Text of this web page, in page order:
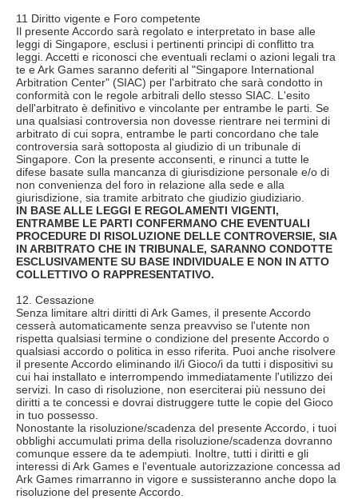
11 Diritto vigente e Foro competente
Il presente Accordo sarà regolato e interpretato in base alle
leggi di Singapore, esclusi i pertinenti principi di conflitto tra
leggi. Accetti e riconosci che eventuali reclami o azioni legali tra
te e Ark Games saranno deferiti al "Singapore International
Arbitration Center" (SIAC) per l'arbitrato che sarà condotto in
conformità con le regole arbitrali dello stesso SIAC. L'esito
dell'arbitrato è definitivo e vincolante per entrambe le parti. Se
una qualsiasi controversia non dovesse rientrare nei termini di
arbitrato di cui sopra, entrambe le parti concordano che tale
controversia sarà sottoposta al giudizio di un tribunale di
Singapore. Con la presente acconsenti, e rinunci a tutte le
difese basate sulla mancanza di giurisdizione personale e/o di
non convenienza del foro in relazione alla sede e alla
giurisdizione, sia tramite arbitrato che giudizio giudiziario.
IN BASE ALLE LEGGI E REGOLAMENTI VIGENTI,
ENTRAMBE LE PARTI CONFERMANO CHE EVENTUALI
PROCEDURE DI RISOLUZIONE DELLE CONTROVERSIE, SIA
IN ARBITRATO CHE IN TRIBUNALE, SARANNO CONDOTTE
ESCLUSIVAMENTE SU BASE INDIVIDUALE E NON IN ATTO
COLLETTIVO O RAPPRESENTATIVO.
12. Cessazione
Senza limitare altri diritti di Ark Games, il presente Accordo
cesserà automaticamente senza preavviso se l'utente non
rispetta qualsiasi termine o condizione del presente Accordo o
qualsiasi accordo o politica in esso riferita. Puoi anche risolvere
il presente Accordo eliminando il/i Gioco/i da tutti i dispositivi su
cui hai installato e interrompendo immediatamente l'utilizzo dei
servizi. In caso di risoluzione, non eserciterai più nessuno dei
diritti a te concessi e dovrai distruggere tutte le copie del Gioco
in tuo possesso.
Nonostante la risoluzione/scadenza del presente Accordo, i tuoi
obblighi accumulati prima della risoluzione/scadenza dovranno
comunque essere da te adempiuti. Inoltre, tutti i diritti e gli
interessi di Ark Games e l'eventuale autorizzazione concessa ad
Ark Games rimarranno in vigore e sussisteranno anche dopo la
risoluzione del presente Accordo.